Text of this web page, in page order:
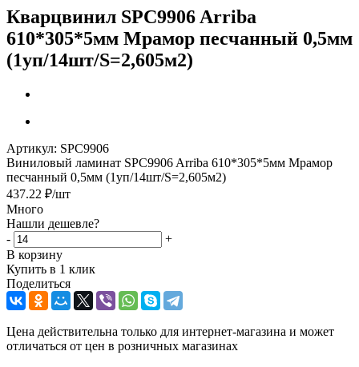
Кварцвинил SPC9906 Arriba
610*305*5мм Мрамор песчанный 0,5мм
(1уп/14шт/S=2,605м2)
Артикул: SPC9906
Виниловый ламинат SPC9906 Arriba 610*305*5мм Мрамор
песчанный 0,5мм (1уп/14шт/S=2,605м2)
437.22 ₽/шт
Много
Нашли дешевле?
-
+
В корзину
Купить в 1 клик
Поделиться
Цена действительна только для интернет-магазина и может
отличаться от цен в розничных магазинах